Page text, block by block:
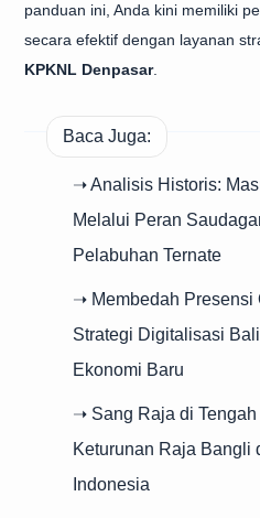
panduan ini, Anda kini memiliki
secara efektif dengan layanan
KPKNL Denpasar.
Baca Juga:
➝ Analisis Historis:
Melalui Peran
Pelabuhan Ternate
➝ Membedah Presensi
Strategi Digitalisasi
Ekonomi Baru
➝ Sang Raja di
Keturunan Raja Bangli
Indonesia